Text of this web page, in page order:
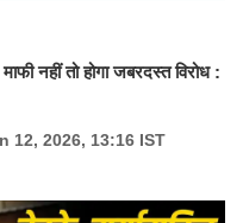
नहीं तो होगा जबरदस्त विरोध :
12, 2026, 13:16 IST